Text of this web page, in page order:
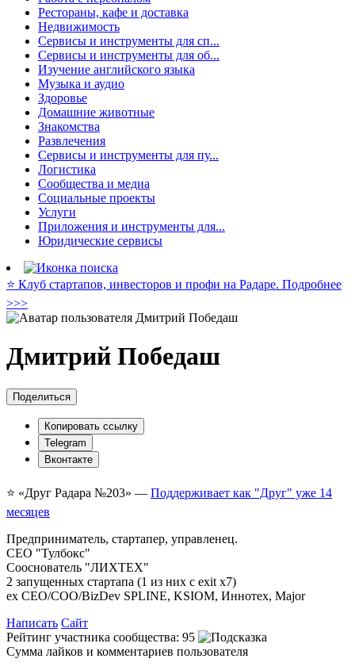
Рестораны, кафе и доставка
Недвижимость
Сервисы и инструменты для сп...
Сервисы и инструменты для об...
Изучение английского языка
Музыка и аудио
Здоровье
Домашние животные
Знакомства
Развлечения
Сервисы и инструменты для пу...
Логистика
Сообщества и медиа
Социальные проекты
Услуги
Приложения и инструменты для...
Юридические сервисы
⭐️ Клуб стартапов, инвесторов и профи на Радаре. Подробнее
>>>
Дмитрий Победаш
Поделиться
Копировать ссылку
Telegram
Вконтакте
⭐️ «Друг Радара №203» — Поддерживает как "Друг" уже 14
месяцев
Предприниматель, стартапер, управленец.
СEO "Тулбокс"
Сооснователь "ЛИХТЕХ"
2 запущенных стартапа (1 из них с exit х7)
ex CEO/СОО/BizDev SPLINE, KSIOM, Иннотех, Major
Написать Сайт
Рейтинг участника сообщества: 95
Сумма лайков и комментариев пользователя